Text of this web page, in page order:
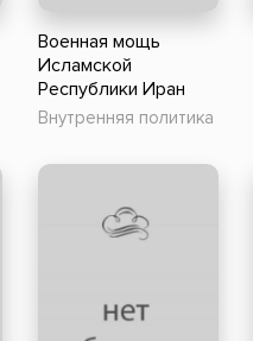
Военная мощь
Исламской
Республики Иран
Внутренняя политика